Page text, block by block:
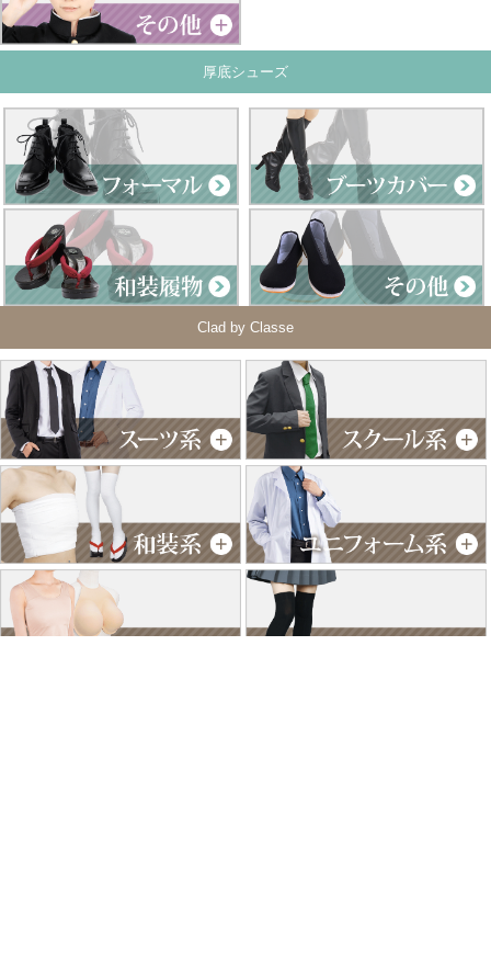
厚底シューズ
Clad by Classe